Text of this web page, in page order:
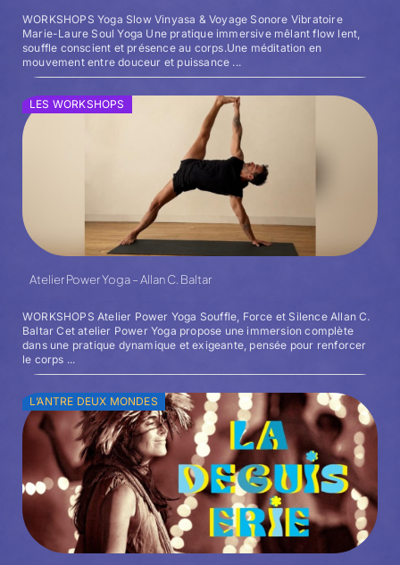
WORKSHOPS Yoga Slow Vinyasa & Voyage Sonore Vibratoire
Marie-Laure Soul Yoga Une pratique immersive mêlant flow lent,
souffle conscient et présence au corps.Une méditation en
mouvement entre douceur et puissance ...
LES WORKSHOPS
Atelier Power Yoga – Allan C. Baltar
WORKSHOPS Atelier Power Yoga Souffle, Force et Silence Allan C.
Baltar Cet atelier Power Yoga propose une immersion complète
dans une pratique dynamique et exigeante, pensée pour renforcer
le corps ...
L’ANTRE DEUX MONDES